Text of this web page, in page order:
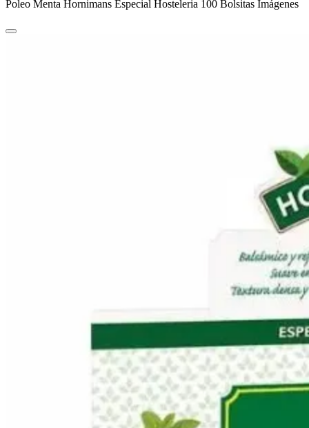
Poleo Menta Hornimans Especial Hosteleria 100 Bolsitas Imágenes